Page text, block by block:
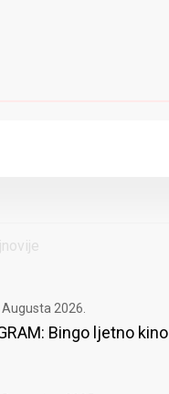
Augusta 2026.
Bingo ljetno kino